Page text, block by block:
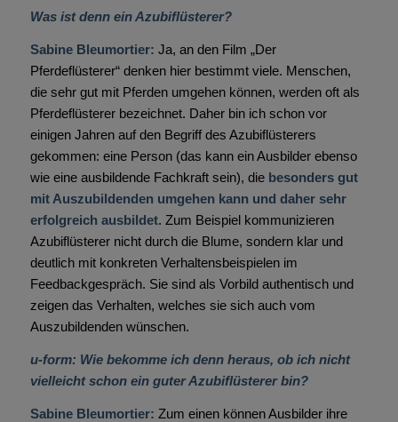
Was ist denn ein Azubiflüsterer?
Sabine Bleumortier: Ja, an den Film „Der
Pferdeflüsterer“ denken hier bestimmt viele. Menschen,
die sehr gut mit Pferden umgehen können, werden oft als
Pferdeflüsterer bezeichnet. Daher bin ich schon vor
einigen Jahren auf den Begriff des Azubiflüsterers
gekommen: eine Person (das kann ein Ausbilder ebenso
wie eine ausbildende Fachkraft sein), diebesonders gut
mit Auszubildenden umgehen kann und daher sehr
erfolgreich ausbildet. Zum Beispiel kommunizieren
Azubiflüsterer nicht durch die Blume, sondern klar und
deutlich mit konkreten Verhaltensbeispielen im
Feedbackgespräch. Sie sind als Vorbild authentisch und
zeigen das Verhalten, welches sie sich auch vom
Auszubildenden wünschen.
u-form: Wie bekomme ich denn heraus, ob ich nicht
vielleicht schon ein guter Azubiflüsterer bin?
Sabine Bleumortier: Zum einen können Ausbilder ihre